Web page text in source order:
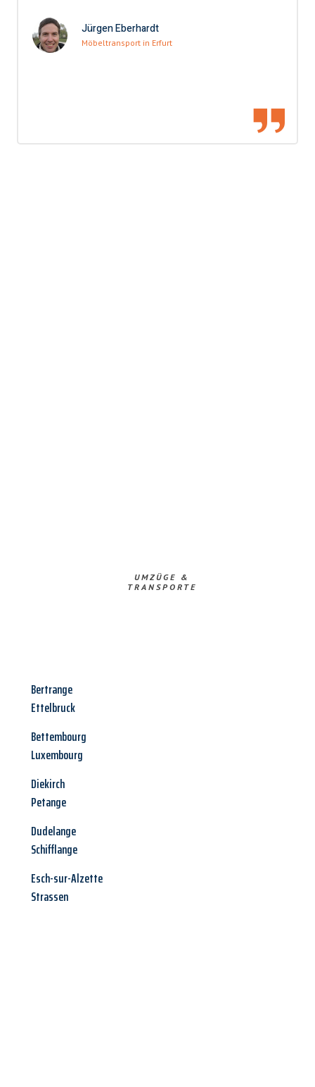
Jürgen Eberhardt
Möbeltransport in Erfurt
UMZÜGE &
TRANSPORTE
Bertrange
Ettelbruck
Bettembourg
Luxembourg
Diekirch
Petange
Dudelange
Schifflange
Esch-sur-Alzette
Strassen